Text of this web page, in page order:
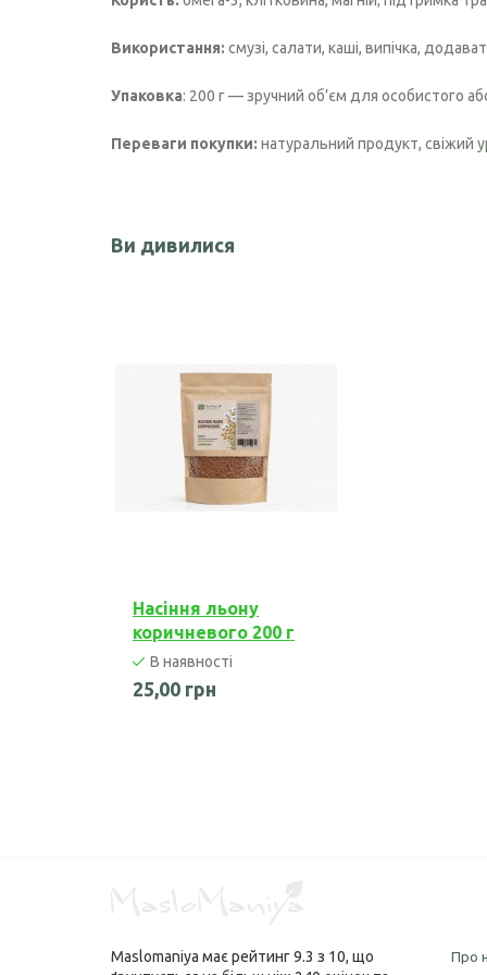
Чорного кмину олія
Використання: смузі, салати, каші, випічка,
Упаковка: 200 г — зручний об’єм для особистого
Переваги покупки: натуральний продукт, свіжий
Ви дивилися
Насіння льону
коричневого 200 г
В наявності
25,00 грн
Maslomaniya має рейтинг9.3 з 10, що
Про